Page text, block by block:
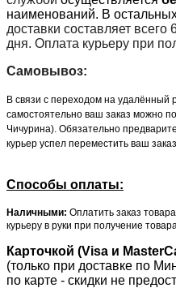
наименований. В
доставки составляет
дня. Оплата курьеру при
Самовывоз:
В связи с переходом на удалённый
самостоятельно ваш заказ можно
Чичурина). Обязательно
курьер успел переместить ваш
Способы оплаты:
Наличными: Оплатить заказ
курьеру в руки при получение товара.
Карточкой (Visa и
(только при доставке по
по карте - скидки не